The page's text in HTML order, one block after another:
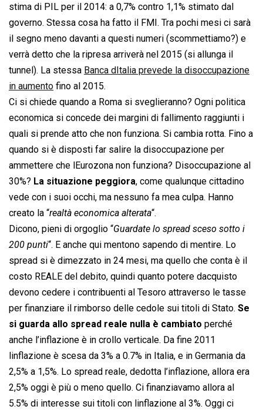
stima di PIL per il 2014: a 0,7% contro 1,1% stimato dal
governo. Stessa cosa ha fatto il FMI. Tra pochi mesi ci sarà
il segno meno davanti a questi numeri (scommettiamo?) e
verrà detto che la ripresa arriverà nel 2015 (si allunga il
tunnel). La stessa Banca dItalia prevede la disoccupazione
in aumento fino al 2015.
Ci si chiede quando a Roma si sveglieranno? Ogni politica
economica si concede dei margini di fallimento raggiunti i
quali si prende atto che non funziona. Si cambia rotta. Fino a
quando si è disposti far salire la disoccupazione per
ammettere che lEurozona non funziona? Disoccupazione al
30%? La situazione peggiora, come qualunque cittadino
vede con i suoi occhi, ma nessuno fa mea culpa. Hanno
creato la “realtà economica alterata“.
Dicono, pieni di orgoglio “Guardate lo spread sceso sotto i
200 punti“. E anche qui mentono sapendo di mentire. Lo
spread si è dimezzato in 24 mesi, ma quello che conta è il
costo REALE del debito, quindi quanto potere dacquisto
devono cedere i contribuenti al Tesoro attraverso le tasse
per finanziare il rimborso delle cedole sui titoli di Stato. Se
si guarda allo spread reale nulla è cambiato perché
anche l’inflazione è in crollo verticale. Da fine 2011
linflazione è scesa da 3% a 0.7% in Italia, e in Germania da
2,5% a 1,5%. Lo spread reale, dedotta l’inflazione, allora era
2,5% oggi è più o meno quello. Ci finanziavamo allora al
5.5% di interesse sui titoli con linflazione al 3%. Oggi ci